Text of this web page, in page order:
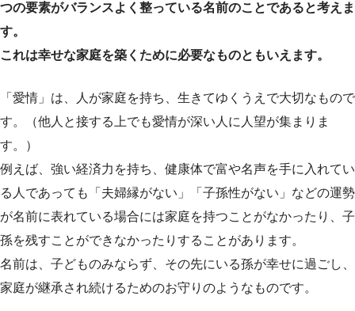
つの要素がバランスよく整っている名前のことであると考えま
す。
これは幸せな家庭を築くために必要なものともいえます。
「愛情」は、人が家庭を持ち、生きてゆくうえで大切なもので
す。（他人と接する上でも愛情が深い人に人望が集まりま
す。）
例えば、強い経済力を持ち、健康体で富や名声を手に入れてい
る人であっても「夫婦縁がない」「子孫性がない」などの運勢
が名前に表れている場合には家庭を持つことがなかったり、子
孫を残すことができなかったりすることがあります。
名前は、子どものみならず、その先にいる孫が幸せに過ごし、
家庭が継承され続けるためのお守りのようなものです。